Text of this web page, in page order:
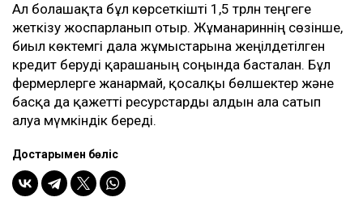
Ал болашақта бұл көрсеткішті 1,5 трлн теңгеге
жеткізу жоспарланып отыр. Жұманғариннің сөзінше,
биыл көктемгі дала жұмыстарына жеңілдетілген
кредит беруді қарашаның соңында басталған. Бұл
фермерлерге жанармай, қосалқы бөлшектер және
басқа да қажетті ресурстарды алдын ала сатып
алуға мүмкіндік береді.
Достарыңмен бөліс